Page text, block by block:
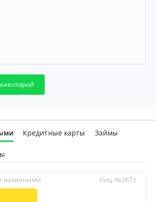
Кредитные карты Займы
наличными Лиц. №2673